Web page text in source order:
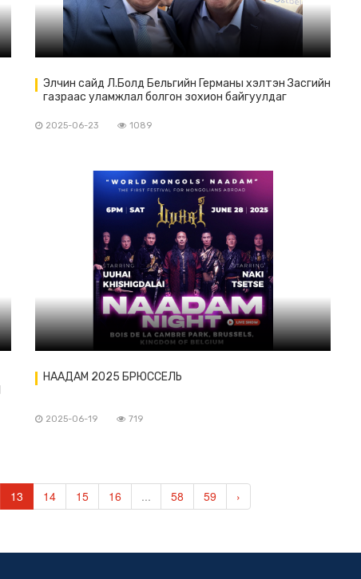
Элчин сайд Л.Болд Бельгийн Германы хэлтэн Засгийн
газраас уламжлал болгон зохион байгуулдаг
2025-06-23 1089
НААДАМ 2025 БРЮССЕЛЬ
2025-06-19 719
13 14 15 16 ... 58 59 ›